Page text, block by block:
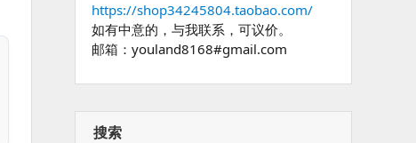
https://shop34245804.taobao.com/
如有中意的，与我联系，可议价。
邮箱：youland8168#gmail.com
搜索